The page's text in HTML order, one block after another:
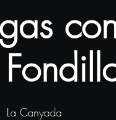
La Canyada